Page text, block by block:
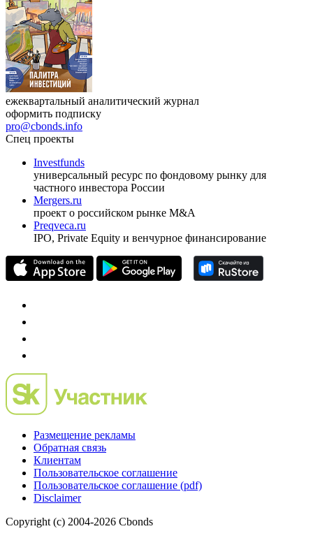
ежеквартальный аналитический журнал
оформить подписку
pro@cbonds.info
Спец проекты
Investfunds
универсальный ресурс по фондовому рынку для
частного инвестора России
Mergers.ru
проект о российском рынке M&A
Preqveca.ru
IPO, Private Equity и венчурное финансирование
Размещение рекламы
Обратная связь
Клиентам
Пользовательское соглашение
Пользовательское соглашение (pdf)
Disclaimer
Copyright (c) 2004-2026 Cbonds